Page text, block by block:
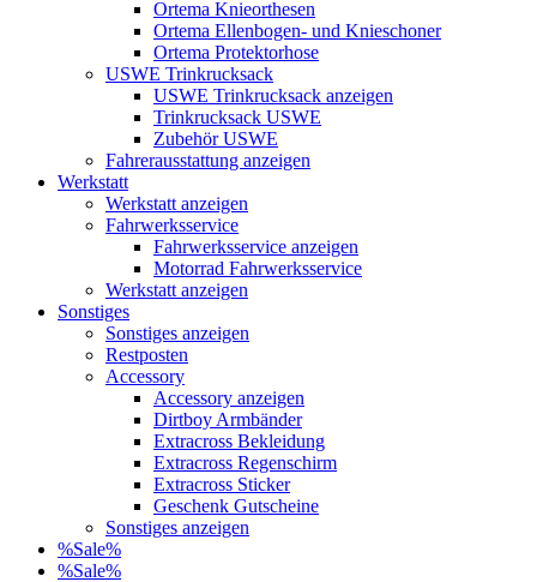
Ortema Knieorthesen
Ortema Ellenbogen- und Knieschoner
Ortema Protektorhose
USWE Trinkrucksack
USWE Trinkrucksack anzeigen
Trinkrucksack USWE
Zubehör USWE
Fahrerausstattung anzeigen
Werkstatt
Werkstatt anzeigen
Fahrwerksservice
Fahrwerksservice anzeigen
Motorrad Fahrwerksservice
Werkstatt anzeigen
Sonstiges
Sonstiges anzeigen
Restposten
Accessory
Accessory anzeigen
Dirtboy Armbänder
Extracross Bekleidung
Extracross Regenschirm
Extracross Sticker
Geschenk Gutscheine
Sonstiges anzeigen
%Sale%
%Sale%